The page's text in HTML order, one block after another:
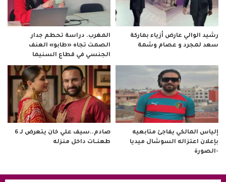
رشيد الوالي عارض أزياء بماركة
سعد لمجرد و عصام وشمة
المغرب. دراسة تحطم جدار
الصمت تجاه «طابو» العنف
الجنسي في قطاع السنيما
إلياس المالكي يفاجئ متابعيه
بإعلان اعتزاله السوشال ميديا
-الصورة
صادم..سيف علي خان يتعرض لـ 6
طعنــات داخل منزله